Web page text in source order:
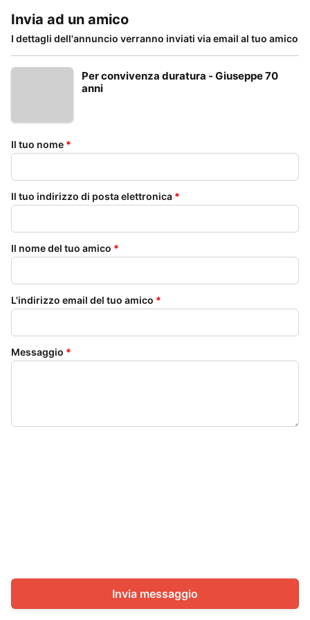
Invia ad un amico
I dettagli dell'annuncio verranno inviati via email al tuo amico
Per convivenza duratura - Giuseppe 70
anni
Il tuo nome *
Il tuo indirizzo di posta elettronica *
Il nome del tuo amico *
L'indirizzo email del tuo amico *
Messaggio *
Invia messaggio